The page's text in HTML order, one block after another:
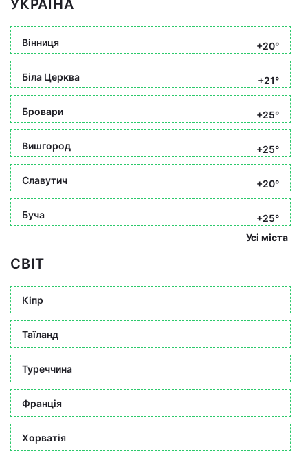
УКРАЇНА
Вінниця +20°
Біла Церква +21°
Бровари +25°
Вишгород +25°
Славутич +20°
Буча
+25°
Усі міста
СВІТ
Кіпр
Таїланд
Туреччина
Франція
Хорватія